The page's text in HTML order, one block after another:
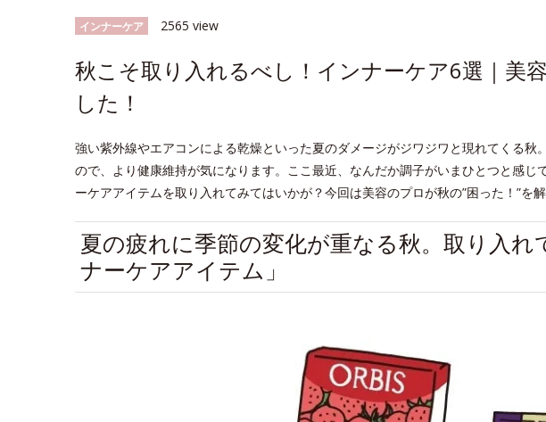
インナーケア 2565 view
秋こそ取り入れるべし！インナーケア6選｜美
した！
強い紫外線やエアコンによる乾燥といった夏のダメージがジワジワと現れてくる秋
ので、より健康維持が気になります。ここ最近、なんだか調子がいまひとつと感じ
ーケアアイテムを取り入れてみてはいかが？今回は美容のプロが秋の”困った！”を
夏の疲れに季節の変化が重なる秋。取り入れ
ナーケアアイテム」